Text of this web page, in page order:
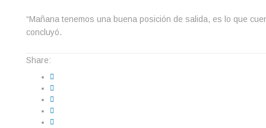
“Mañana tenemos una buena posición de salida, es lo que
concluyó.
Share: